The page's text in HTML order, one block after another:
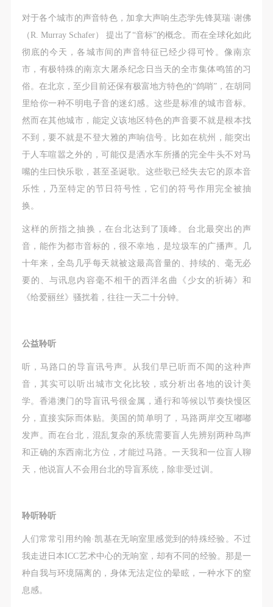
对于各个城市的声音特色，加拿大声响生态学先锋莫瑞·谢佛
（R. Murray Schafer） 提出了“音标”的概念。而在全球化如此
彻底的今天，各城市间的声音特征已经少得可怜。像南京
市，有极特殊的南京大屠杀纪念日当天的全市集体鸣笛的习
俗。在北京，至少目前还保有极富地方特色的“鸽哨”，在胡同
里给你一种不明电子音的迷幻感。这些是标准的城市音标。
然而在其他城市，能定义该地区特色的声音要不就是根本找
不到，要不就是不登大雅的声响信号。比如在杭州，能突出
于人车喧嚣之外的，可能仅是洒水车所播的完全牛头不对马
嘴的生曰快乐歌，甚至圣诞歌。这些歌已经失去它的原本音
乐性，乃至特定的节日符号性，它们的符号作用完全被抽
换。
这样的所指之抽换，在台北达到了顶峰。台北最突出的声
音，能作为都市音标的，很不幸地，是垃圾车的广播声。几
十年来，全岛几乎每天就被这最高音量的、持续的、毫无必
要的、与讯息内容毫不相干的西洋名曲《少女的祈祷》和
《给爱丽丝》骚扰着，往往一天二十分钟。
公益聆听
听，马路口的导盲讯号声。从我们早已听而不闻的这种声
音，其实可以听出城市文化比较，或分析出各地的设计美
学。香港澳门的导盲讯号很金属，通行和等候以节奏快慢区
分，直接实际而体贴。美国的简单明了，马路两岸交互嘟嘟
发声。而在台北，混乱复杂的系统需要盲人先辨别两种鸟声
和正确的东西南北方位，才能过马路。一天我和一位盲人聊
天，他说盲人不会用台北的导盲系统，除非受过训。
聆听聆听
人们常常引用约翰·凯基在无响室里感觉到的特殊经验。不过
我走进日本ICC艺术中心的无响室，却有不同的经验。那是一
种自我与环境隔离的，身体无法定位的晕眩，一种水下的窒
息感。